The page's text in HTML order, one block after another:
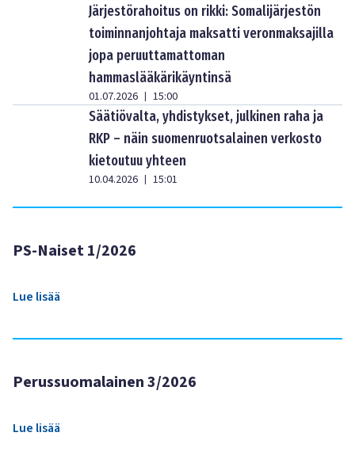
Järjestörahoitus on rikki: Somalijärjestön
toiminnanjohtaja maksatti veronmaksajilla
jopa peruuttamattoman
hammaslääkärikäyntinsä
01.07.2026 | 15:00
Säätiövalta, yhdistykset, julkinen raha ja
RKP – näin suomenruotsalainen verkosto
kietoutuu yhteen
10.04.2026 | 15:01
PS-Naiset 1/2026
Lue lisää
Perussuomalainen 3/2026
Lue lisää